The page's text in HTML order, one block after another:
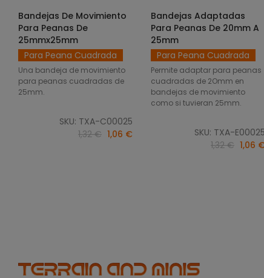
SELECCIONAR OPCIONES
Bandejas De Movimiento
Para Peanas De
25mmx25mm
Para Peana Cuadrada
Una bandeja de movimiento
para peanas cuadradas de
25mm.
SKU: TXA-C00025
1,32 € 1,06 €
SELECCIONAR OPCIONES
Bandejas Adaptadas
Para Peanas De 20mm A
25mm
Para Peana Cuadrada
Permite adaptar para peanas
cuadradas de 2Omm en
bandejas de movimiento
como si tuvieran 25mm.
SKU: TXA-E00025
1,32 € 1,06 €